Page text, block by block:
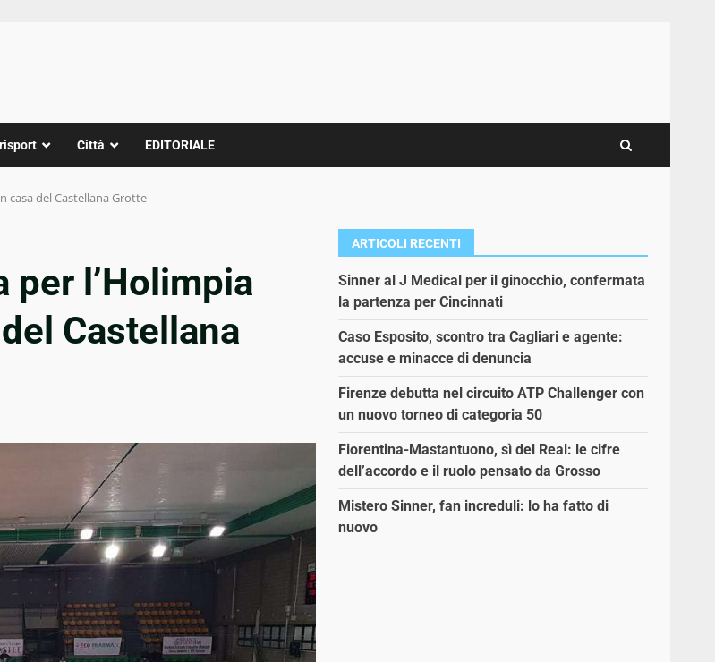
Città EDITORIALE
casa del Castellana Grotte
per l’Holimpia
Castellana
ARTICOLI RECENTI
Sinner al J Medical per il ginocchio, confermata
la partenza per Cincinnati
Caso Esposito, scontro tra Cagliari e agente:
accuse e minacce di denuncia
Firenze debutta nel circuito ATP Challenger con
un nuovo torneo di categoria 50
Fiorentina-Mastantuono, sì del Real: le cifre
dell’accordo e il ruolo pensato da Grosso
Mistero Sinner, fan increduli: lo ha fatto di
nuovo